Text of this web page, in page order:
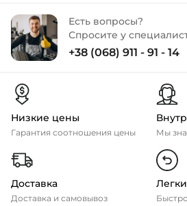
Есть вопросы?
Спросите у
+38 (068) 911 - 91 - 14
Низкие цены
Гарантия соотношения цены Мы
Доставка
Доставка и самовывоз